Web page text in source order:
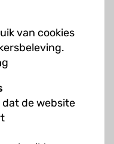
van cookies
dat de website